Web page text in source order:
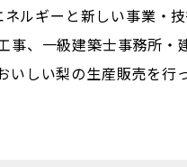
ルギーと新しい事業・
、一級建築士事務所
しい梨の生産販売を行